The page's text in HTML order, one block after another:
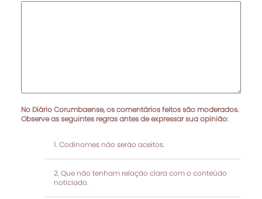
No Diário Corumbaense, os comentários feitos são moderados.
Observe as seguintes regras antes de expressar sua opinião:
Codinomes não serão aceitos.
Que não tenham relação clara com o conteúdo
noticiado.